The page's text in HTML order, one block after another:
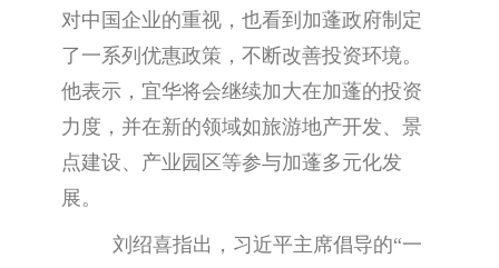
对中国企业的重视，也看到加蓬政府制定
了一系列优惠政策，不断改善投资环境。
他表示，宜华将会继续加大在加蓬的投资
力度，并在新的领域如旅游地产开发、景
点建设、产业园区等参与加蓬多元化发
展。
刘绍喜指出，习近平主席倡导的“一